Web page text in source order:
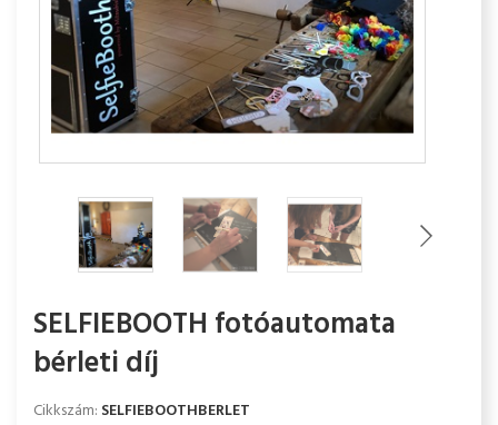
SELFIEBOOTH fotóautomata
bérleti díj
Cikkszám: SELFIEBOOTHBERLET